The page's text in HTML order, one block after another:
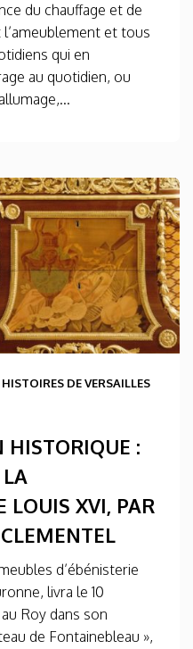
du chauffage et de
l’ameublement et tous
qui en
au quotidien, ou
DE VERSAILLES
HISTORIQUE :
LOUIS XVI, PAR
d’ébénisterie
livra le 10
Roy dans son
de Fontainebleau »,